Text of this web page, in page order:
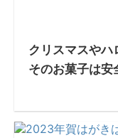
クリスマスやハ
そのお菓子は安